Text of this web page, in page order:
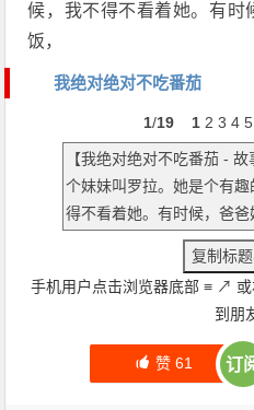
候，我不得不看着她。有时
饭，
我绝对绝对不吃番茄
1/19 1 2 3 4 5
手机用户点击浏览器底部 ≡ ↗
到朋
赞61 订